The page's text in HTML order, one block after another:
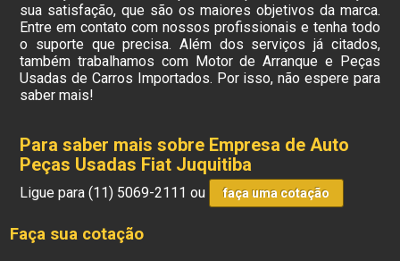
sua satisfação, que são os maiores objetivos da marca.
Entre em contato com nossos profissionais e tenha todo
o suporte que precisa. Além dos serviços já citados,
também trabalhamos com Motor de Arranque e Peças
Usadas de Carros Importados. Por isso, não espere para
saber mais!
Para saber mais sobre Empresa de Auto
Peças Usadas Fiat Juquitiba
Ligue para(11) 5069-2111 ou faça uma cotação
Faça sua cotação